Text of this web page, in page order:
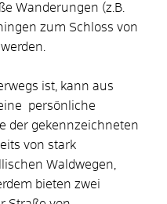
Wanderungen (z.B.
zum Schloss von
ist, kann aus
persönliche
der gekennzeichneten
von stark
Waldwegen,
bieten zwei